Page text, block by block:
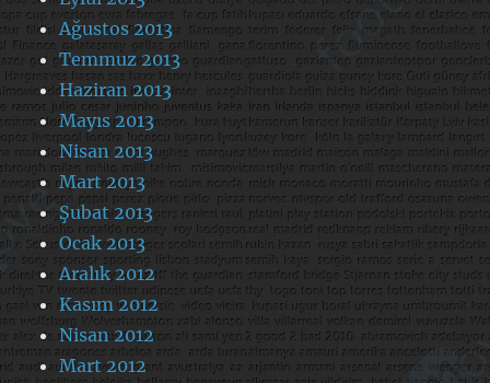
Ağustos 2013
Temmuz 2013
Haziran 2013
Mayıs 2013
Nisan 2013
Mart 2013
Şubat 2013
Ocak 2013
Aralık 2012
Kasım 2012
Nisan 2012
Mart 2012